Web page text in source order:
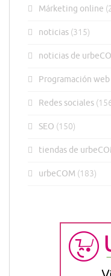
Márketing online
noticias (315)
noticias de
Programación web
Redes sociales
SEO (150)
tiendas de
urbeCOM (183)